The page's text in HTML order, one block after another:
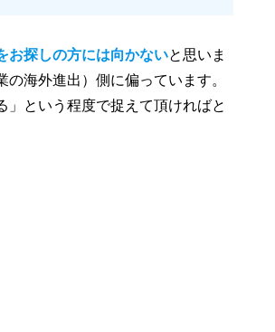
お探しの方には向かないと思いま
海外進出）側に偏っています。
という程度で捉えて頂ければと